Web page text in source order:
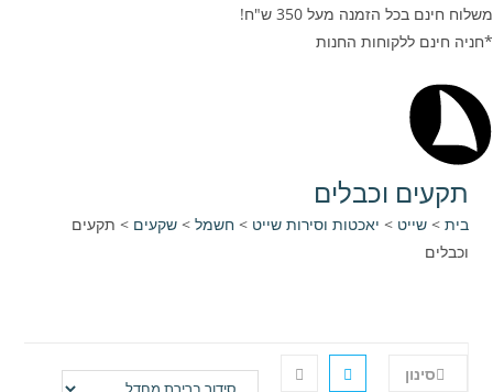
משלוח חינם בכל הזמנה מעל 350 ש"ח!
*חניה חינם ללקוחות החנות
תקעים וכבלים
בית >שייט > יאכטות וסירות שייט > חשמל >שקעים > תקעים
וכבלים
סינון